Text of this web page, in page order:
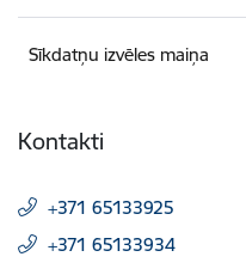
Sīkdatņu izvēles maiņa
Kontakti
+371 65133925
+371 65133934